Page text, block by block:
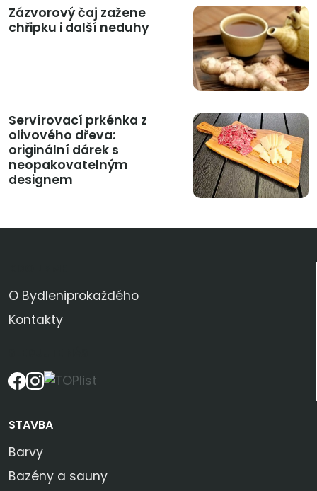
Zázvorový čaj zažene
chřipku i další neduhy
Servírovací prkénka z
olivového dřeva:
originální dárek s
neopakovatelným
designem
O Bydleniprokaždého
Kontakty
STAVBA
Barvy
Bazény a sauny